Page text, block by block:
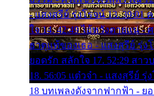
- แสงสุรีย์ รุ่งโรจน์ 13.
ใจ 14. 42:49 ไอ้หวังตายแน่ -
ธาตุแท้ของเธอ - แสงสุรีย์ รุ่ง
ยอดรัก สลักใจ 17. 52:29 สา
18. 56:05 แต๋วจ๋า - แสงสุรีย์ รุ่
18 บทเพลงดังจากฟากฟ้า - ย